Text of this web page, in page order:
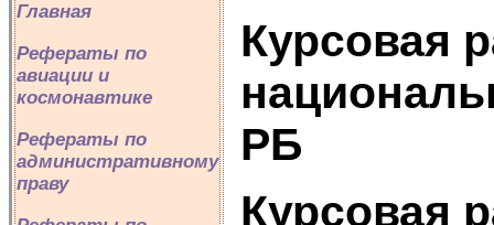
Главная
Рефераты по
авиации и
космонавтике
Рефераты по
административному
праву
Курсовая
РБ
Курсовая